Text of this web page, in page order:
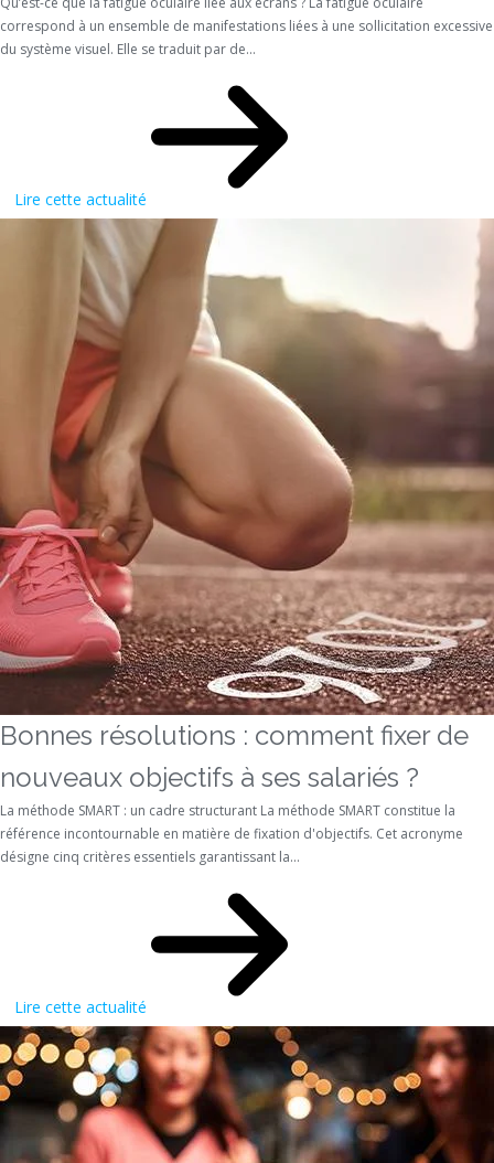
correspond à un ensemble de manifestations liées à une sollicitation excessive
du système visuel. Elle se traduit par de...
Lire cette actualité
Bonnes résolutions : comment fixer de
nouveaux objectifs à ses salariés ?
La méthode SMART : un cadre structurant La méthode SMART constitue la
référence incontournable en matière de fixation d'objectifs. Cet acronyme
désigne cinq critères essentiels garantissant la...
Lire cette actualité